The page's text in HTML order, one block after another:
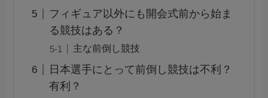
フィギュア以外にも開会式前から始ま
る競技はある？
主な前倒し競技
日本選手にとって前倒し競技は不利？
有利？